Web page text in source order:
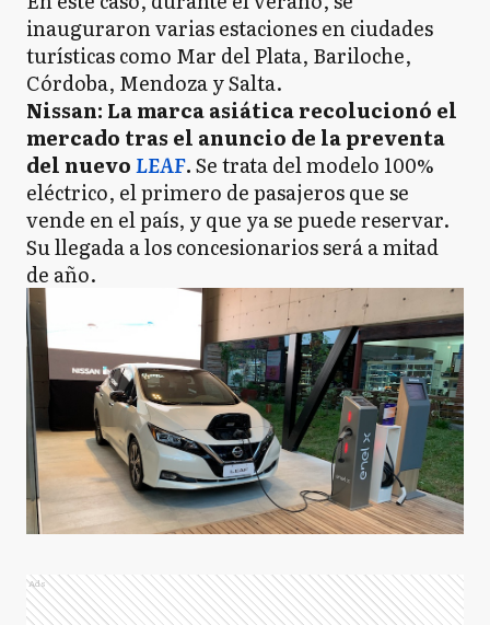
inauguraron varias estaciones en ciudades
turísticas como Mar del Plata, Bariloche,
Córdoba, Mendoza y Salta.
Nissan: La marca asiática recolucionó el
mercado tras el anuncio de la preventa
del nuevoLEAF.Se trata del modelo 100%
eléctrico, el primero de pasajeros que se
vende en el país, y que ya se puede reservar.
Su llegada a los concesionarios será a mitad
de año.
Ads